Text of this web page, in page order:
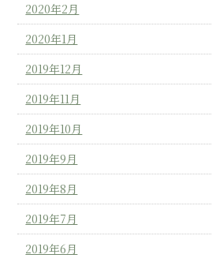
2020年2月
2020年1月
2019年12月
2019年11月
2019年10月
2019年9月
2019年8月
2019年7月
2019年6月